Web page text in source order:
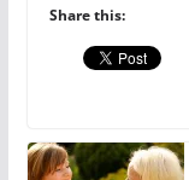
Share this: